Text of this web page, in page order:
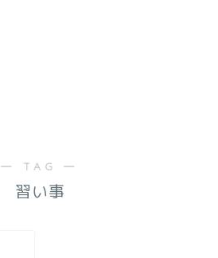
― TAG ―
習い事